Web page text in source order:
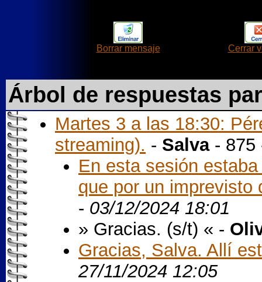
Borrar mensaje Cerrar
Árbol de respuestas
Martes 3 a las 18:30:
streaming). - Salva-
En esta sesión
que por un imprevisto
- 03/12/2024 18:01
» Gracias. (s/t) « -
Gracias, Salva. Allí
27/11/2024 12:05